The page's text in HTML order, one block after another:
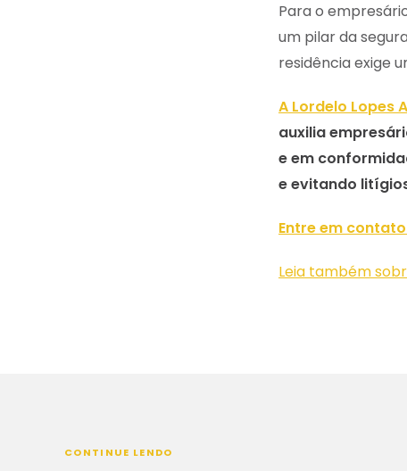
Para o
um pilar da
residência exige
A Lordelo Lopes
auxilia
e em
e evitando
Entre em
Leia também
CONTINUE LENDO